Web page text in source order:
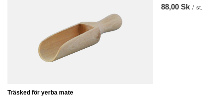
Träsked för yerba mate
88,00 Sk / st.